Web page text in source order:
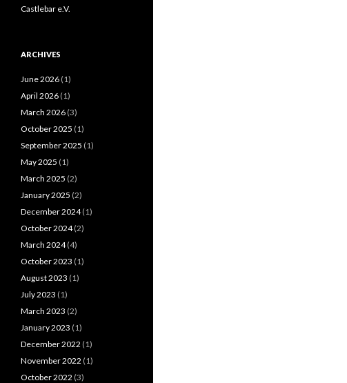
Castlebar e.V.
ARCHIVES
June 2026 (1)
April 2026 (1)
March 2026 (3)
October 2025 (1)
September 2025 (1)
May 2025 (1)
March 2025 (2)
January 2025 (2)
December 2024(1)
October 2024(2)
March 2024(4)
October 2023 (1)
August 2023 (1)
July 2023 (1)
March 2023 (2)
January 2023 (1)
December 2022 (1)
November 2022 (1)
October 2022 (3)